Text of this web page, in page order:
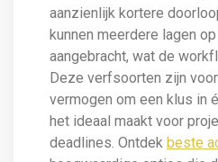
aanzienlijk kortere
kunnen meerdere lagen
aangebracht, wat de
Deze verfsoorten zijn
vermogen om een klus in
het ideaal maakt voor
deadlines. Ontdek beste